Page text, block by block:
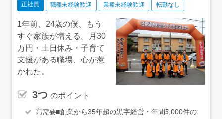
正社員 職種未経験歓迎 業種未経験歓迎 転勤なし
1年前、24歳の僕、もう
すぐ家族が増える。月30
万円・土日休み・子育て
支援がある職場、心が惹
かれた。
3つ のポイント
高需要■創業から35年超の黒字経営・年間5,000件の